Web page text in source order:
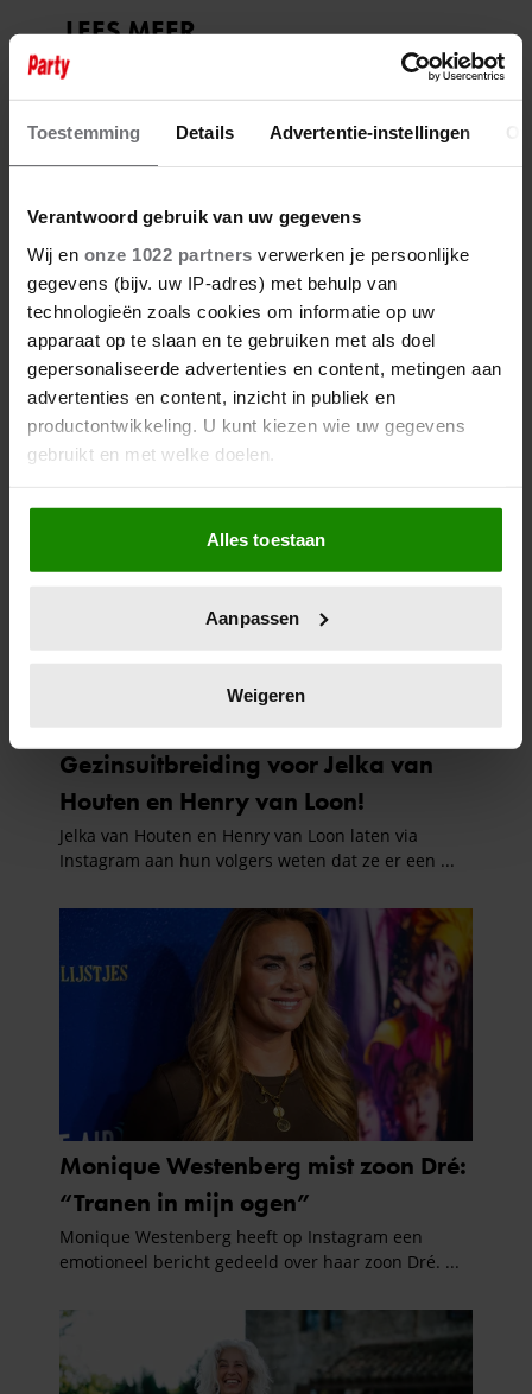
Toestemming Details Advertentie-instellingen
Verantwoord gebruik van uw gegevens
Wij en onze 1022 partners verwerken je persoonlijke
gegevens (bijv. uw IP-adres) met behulp van
technologieën zoals cookies om informatie op uw
apparaat op te slaan en te gebruiken met als doel
gepersonaliseerde advertenties en content, metingen aan
advertenties en content, inzicht in publiek en
productontwikkeling. U kunt kiezen wie uw gegevens
gebruikt en met welke doelen.
Als u het toestaat, willen we ook graag:
Informatie verzamelen over uw geografische
locatie, die tot een paar meter nauwkeurig kan zijn
scannen op specifieke eigenschappen (fingerprinting)
verwerkt en stel uw voorkeuren in het
intrekken in de Cookieverklaring.
We gebruiken cookies om content en advertenties te
personaliseren, om functies voor social media te bieden
en om ons websiteverkeer te analyseren. Ook delen we
partners voor social media, adverteren en analyse. Deze
partners kunnen deze gegevens combineren met andere
informatie die u aan ze heeft verstrekt of die ze hebben
verzameld op basis van uw gebruik van hun services. U
gaat akkoord met onze cookies als u onze website blijft
Alles toestaan
Aanpassen
Weigeren